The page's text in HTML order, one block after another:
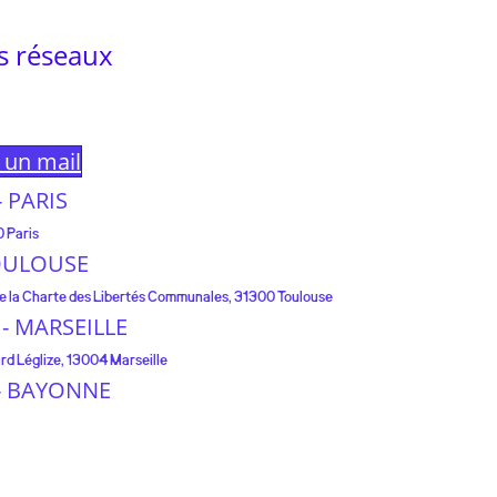
réseaux
mail
Paris
la Charte des Libertés Communales, 31300 Toulouse
Léglize, 13004 Marseille